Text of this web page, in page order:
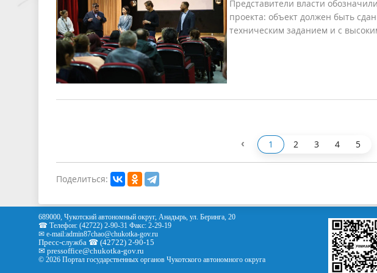
Представители власти
проекта: объект должен быть
техническим заданием и с
‹ 1 2 3 4 5
Поделиться:
689000, Чукотский автономный округ, Анадырь, ул. Беринга, 20
☎ Телефон: (42722) 2-90-31 Факс: 2-29-19
✉ e-mail:admin87chao@chukotka-gov.ru
Пресс-служба ☎ (42722) 2-90-15
✉ pressoffice@chukotka-gov.ru
© 2026 Портал государственных органов Чукотского автономного округа